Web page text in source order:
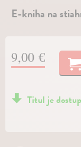
E-kniha na
9,00 €
Titul je